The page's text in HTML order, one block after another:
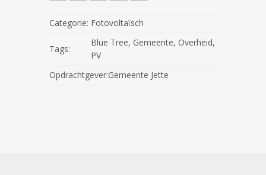
Categorie: Fotovoltaïsch
Tags:
Blue Tree, Gemeente, Overheid,
PV
Opdrachtgever:Gemeente Jette